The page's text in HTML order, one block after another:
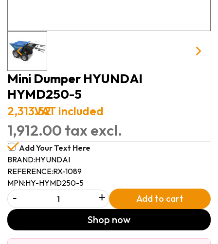
Mini Dumper HYUNDAI
HYMD250-5
2,313.52VAT included
1,912.00 tax excl.
Add Your Text Here
BRAND:HYUNDAI
REFERENCE:RX-1089
MPN:HY-HYMD250-5
- + Add to cart
Shop now